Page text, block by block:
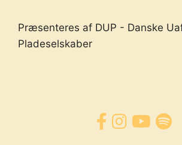
Præsenteres af DUP - Danske
Pladeselskaber